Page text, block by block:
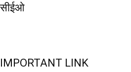
सीईओ
IMPORTANT LINK